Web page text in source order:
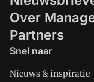
Over
Partners
Snel naar
Nieuws & inspiratie